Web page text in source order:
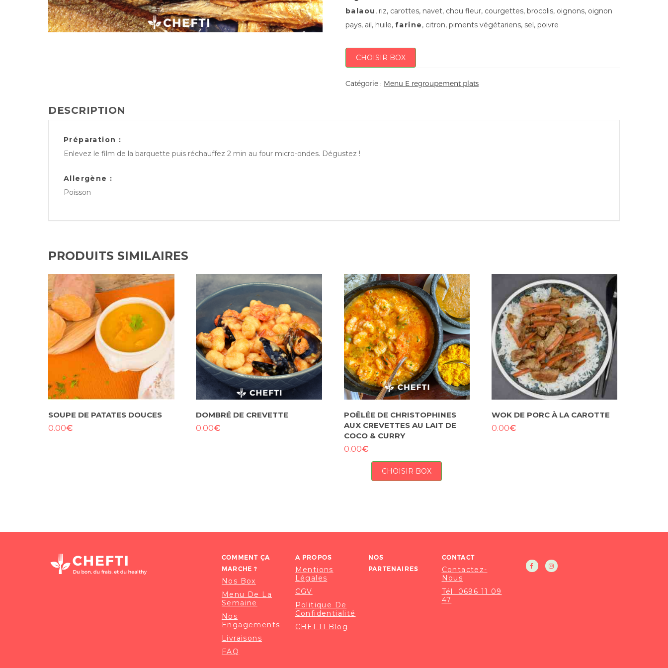
balaou, riz, carottes, navet, chou fleur, courgettes, brocolis, oignons, oignon
pays, ail, huile, farine, citron, piments végétariens, sel, poivre
CHOISIR BOX
Catégorie : Menu E regroupement plats
DESCRIPTION
Préparation :
Enlevez le film de la barquette puis réchauffez 2 min au four micro-ondes. Dégustez !
Allergène :
Poisson
PRODUITS SIMILAIRES
SOUPE DE PATATES DOUCES
0.00€
DOMBRÉ DE CREVETTE
0.00€
POÊLÉE DE CHRISTOPHINES
AUX CREVETTES AU LAIT DE
COCO & CURRY
0.00€
CHOISIR BOX
WOK DE PORC À LA CAROTTE
0.00€
COMMENT ÇA
MARCHE ?
Nos Box
Menu De La
Semaine
Nos
Engagements
Livraisons
FAQ
A PROPOS
Mentions
Légales
CGV
Politique De
Confidentialité
CHEFTI Blog
NOS
PARTENAIRES
CONTACT
Contactez-
Nous
Tél. 0696 11 09
47